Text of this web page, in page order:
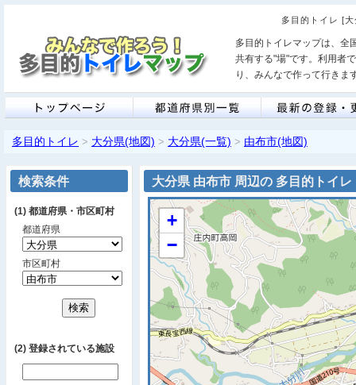
多目的トイレ [
多目的トイレマップは、全
共有する"場"です。利用者
り、みんなで作って行きま
多目的トイレ > 大分県(地図) > 大分県(一覧) > 由布市(地図)
大分県 由布市 周辺の 多目的トイレ
+
−
検索条件
(1) 都道府県・市区町村
都道府県
市区町村
(2) 登録されている施設